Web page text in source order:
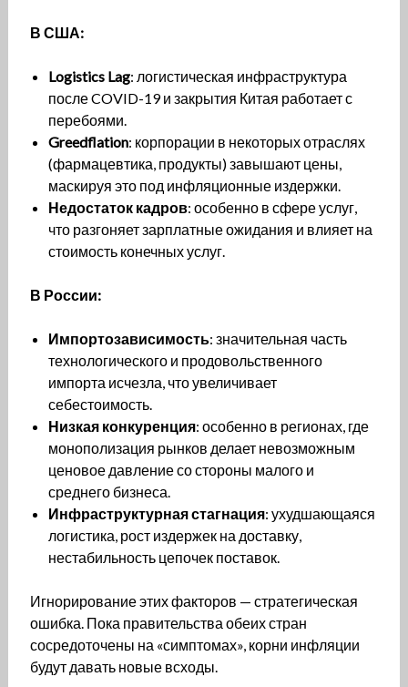
В США:
Logistics Lag: логистическая инфраструктура
после COVID-19 и закрытия Китая работает с
перебоями.
Greedflation: корпорации в некоторых отраслях
(фармацевтика, продукты) завышают цены,
маскируя это под инфляционные издержки.
Недостаток кадров: особенно в сфере услуг,
что разгоняет зарплатные ожидания и влияет на
стоимость конечных услуг.
В России:
Импортозависимость: значительная часть
технологического и продовольственного
импорта исчезла, что увеличивает
себестоимость.
Низкая конкуренция: особенно в регионах, где
монополизация рынков делает невозможным
ценовое давление со стороны малого и
среднего бизнеса.
Инфраструктурная стагнация: ухудшающаяся
логистика, рост издержек на доставку,
нестабильность цепочек поставок.
Игнорирование этих факторов — стратегическая
ошибка. Пока правительства обеих стран
сосредоточены на «симптомах», корни инфляции
будут давать новые всходы.